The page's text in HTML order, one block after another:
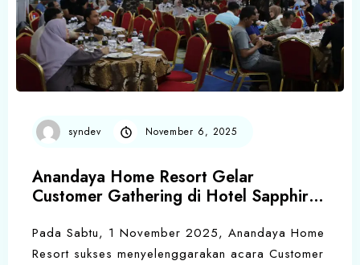
syndev November 6, 2025
Anandaya Home Resort Gelar
Customer Gathering di Hotel Sapphire
Pada Sabtu, 1 November 2025, Anandaya Home
Resort sukses menyelenggarakan acara Customer